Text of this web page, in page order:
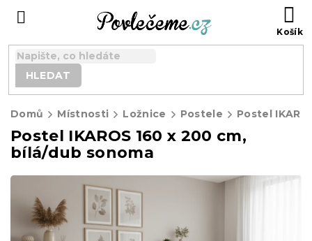
HLEDAT
Domů Místnosti Ložnice Postele
Postel IKAROS 160 x 200 cm,
bílá/dub sonoma